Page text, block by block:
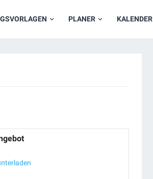
PLANER KALENDER